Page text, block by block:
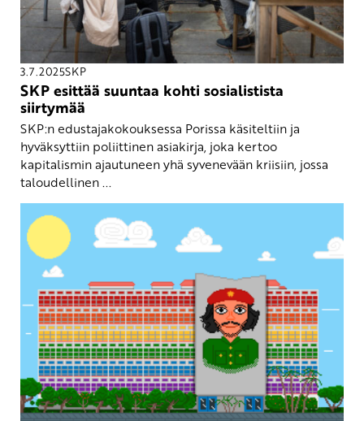
3.7.2025SKP
SKP esittää suuntaa kohti sosialistista
siirtymää
SKP:n edustajakokouksessa Porissa käsiteltiin ja
hyväksyttiin poliittinen asiakirja, joka kertoo
kapitalismin ajautuneen yhä syvenevään kriisiin, jossa
taloudellinen ...